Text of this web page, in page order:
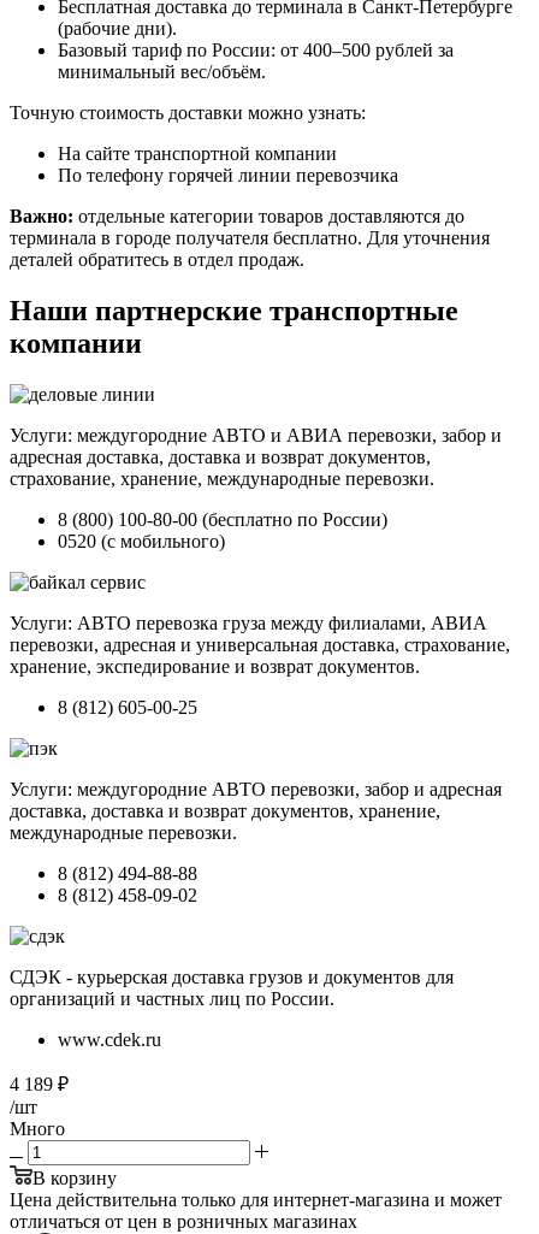
Бесплатная доставка до терминала в Санкт-Петербурге
(рабочие дни).
Базовый тариф по России: от 400–500 рублей за
минимальный вес/объём.
Точную стоимость доставки можно узнать:
На сайте транспортной компании
По телефону горячей линии перевозчика
Важно: отдельные категории товаров доставляются до
терминала в городе получателя бесплатно. Для уточнения
деталей обратитесь в отдел продаж.
Наши партнерские транспортные
компании
Услуги: междугородние АВТО и АВИА перевозки, забор и
адресная доставка, доставка и возврат документов,
страхование, хранение, международные перевозки.
8 (800) 100-80-00 (бесплатно по России)
0520 (с мобильного)
Услуги: АВТО перевозка груза между филиалами, АВИА
перевозки, адресная и универсальная доставка, страхование,
хранение, экспедирование и возврат документов.
8 (812) 605-00-25
Услуги: междугородние АВТО перевозки, забор и адресная
доставка, доставка и возврат документов, хранение,
международные перевозки.
8 (812) 494-88-88
8 (812) 458-09-02
СДЭК - курьерская доставка грузов и документов для
организаций и частных лиц по России.
www.cdek.ru
4 189 ₽
/шт
Много
В корзину
Цена действительна только для интернет-магазина и может
отличаться от цен в розничных магазинах